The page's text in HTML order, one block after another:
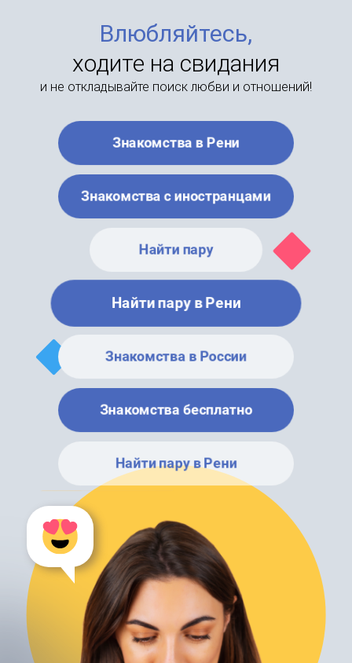
Влюбляйтесь,
ходите на свидания
и не откладывайте поиск любви и отношений!
Знакомства в Рени
Знакомства с иностранцами
Найти пару
Найти пару в Рени
Знакомства в России
Знакомства бесплатно
Найти пару в Рени